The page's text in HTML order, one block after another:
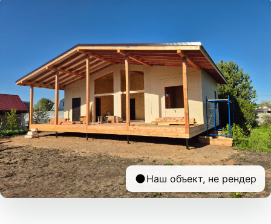
Наш объект, не рендер